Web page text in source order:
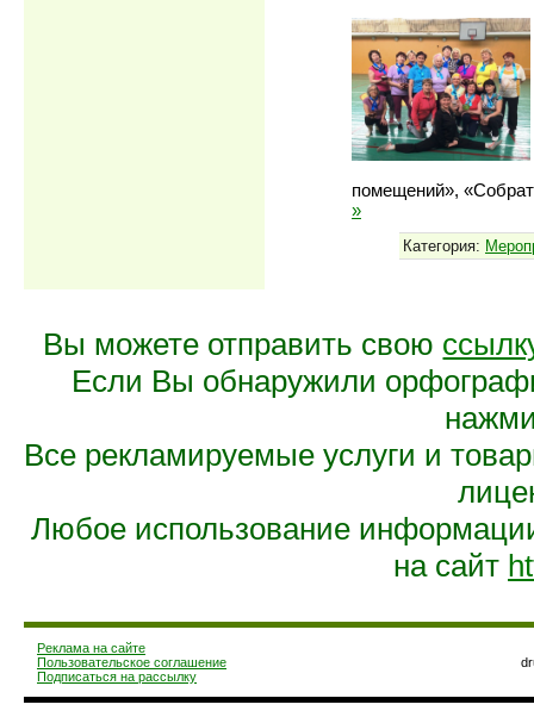
помещений»,
»
Категория:
Вы можете отправить свою
Если Вы обнаружили
Все рекламируемые услуги и
Любое использование
на сайт
Реклама на сайте
Пользовательское соглашение
Подписаться на рассылку